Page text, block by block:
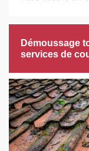
Démoussage
services de